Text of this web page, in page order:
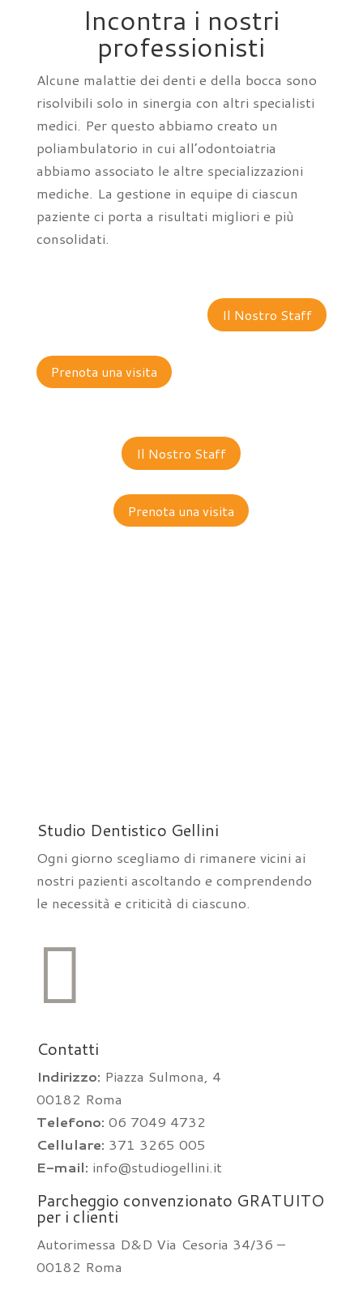
Incontra i nostri
professionisti
Alcune malattie dei denti e della bocca sono
risolvibili solo in sinergia con altri specialisti
medici. Per questo abbiamo creato un
poliambulatorio in cui all’odontoiatria
abbiamo associato le altre specializzazioni
mediche. La gestione in equipe di ciascun
paziente ci porta a risultati migliori e più
consolidati.
Il Nostro Staff
Prenota una visita
Il Nostro Staff
Prenota una visita
Studio Dentistico Gellini
Ogni giorno scegliamo di rimanere vicini ai
nostri pazienti ascoltando e comprendendo
le necessità e criticità di ciascuno.

Contatti
Indirizzo: Piazza Sulmona, 4
00182 Roma
Telefono: 06 7049 4732
Cellulare: 371 3265 005
E-mail: info@studiogellini.it
Parcheggio convenzionato GRATUITO
per i clienti
Autorimessa D&D Via Cesoria 34/36 –
00182 Roma